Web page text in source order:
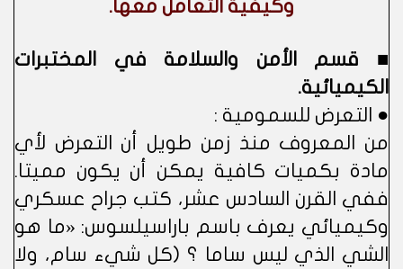
وكيفية التعامل معها.
■ قسم الأمن والسلامة في المختبرات
الكيميائية.
● التعرض للسمومية :
من المعروف منذ زمن طويل أن التعرض لأي
مادة بكميات كافية يمكن أن يكون مميتا.
ففي القرن السادس عشر، كتب جراح عسكري
وكيميائي يعرف باسم باراسيلسوس: «ما هو
الشي الذي ليس ساما ؟ (كل شيء سام، ولا